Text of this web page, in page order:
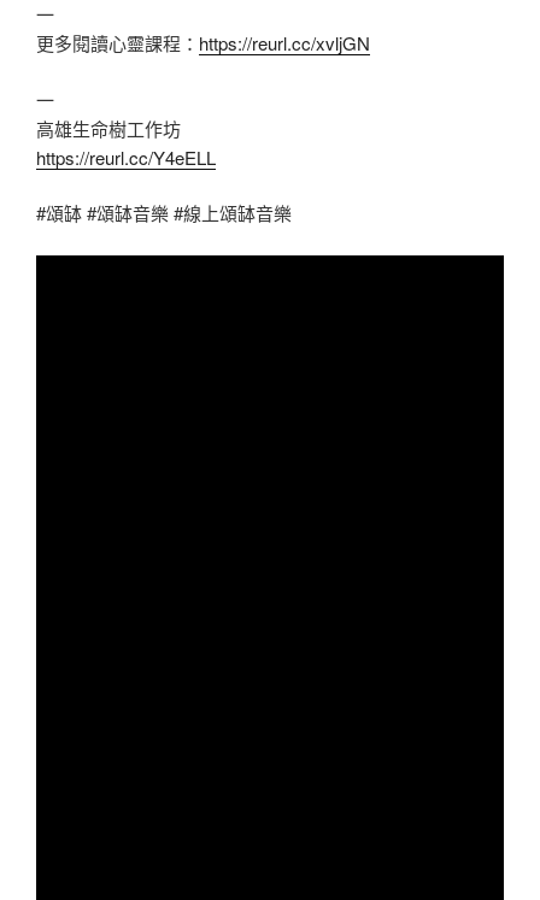
一
更多閱讀心靈課程： https://reurl.cc/xvljGN
一
高雄生命樹工作坊
https://reurl.cc/Y4eELL
#頌缽 #頌缽音樂 #線上頌缽音樂